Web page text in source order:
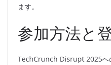
ます。
参加方法と
TechCrunch Disrupt 2025へ